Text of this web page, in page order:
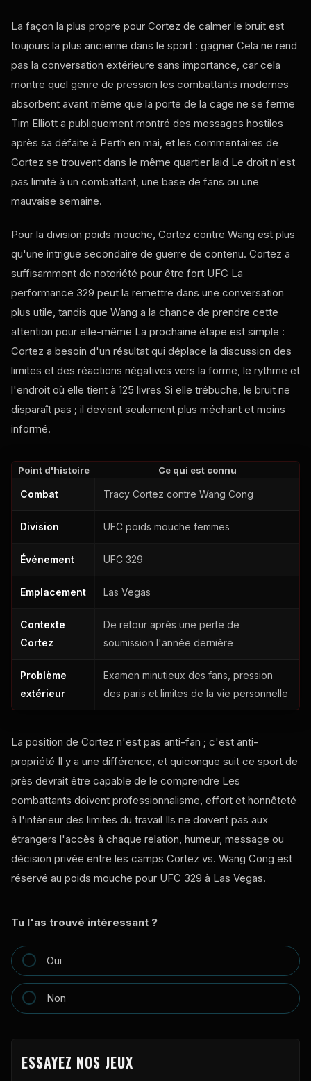
La façon la plus propre pour Cortez de calmer le bruit est
toujours la plus ancienne dans le sport : gagner Cela ne rend
pas la conversation extérieure sans importance, car cela
montre quel genre de pression les combattants modernes
absorbent avant même que la porte de la cage ne se ferme
Tim Elliott a publiquement montré des messages hostiles
après sa défaite à Perth en mai, et les commentaires de
Cortez se trouvent dans le même quartier laid Le droit n'est
pas limité à un combattant, une base de fans ou une
mauvaise semaine.
Pour la division poids mouche, Cortez contre Wang est plus
qu'une intrigue secondaire de guerre de contenu. Cortez a
suffisamment de notoriété pour être fort UFC La
performance 329 peut la remettre dans une conversation
plus utile, tandis que Wang a la chance de prendre cette
attention pour elle-même La prochaine étape est simple :
Cortez a besoin d'un résultat qui déplace la discussion des
limites et des réactions négatives vers la forme, le rythme et
l'endroit où elle tient à 125 livres Si elle trébuche, le bruit ne
disparaît pas ; il devient seulement plus méchant et moins
informé.
Point d'histoire Ce qui est connu
Combat Tracy Cortez contre Wang Cong
Division UFC poids mouche femmes
Événement UFC 329
Emplacement Las Vegas
Contexte
Cortez
De retour après une perte de
soumission l'année dernière
Problème
extérieur
Examen minutieux des fans, pression
des paris et limites de la vie personnelle
La position de Cortez n'est pas anti-fan ; c'est anti-
propriété Il y a une différence, et quiconque suit ce sport de
près devrait être capable de le comprendre Les
combattants doivent professionnalisme, effort et honnêteté
à l'intérieur des limites du travail Ils ne doivent pas aux
étrangers l'accès à chaque relation, humeur, message ou
décision privée entre les camps Cortez vs. Wang Cong est
réservé au poids mouche pour UFC 329 à Las Vegas.
Tu l'as trouvé intéressant ?
Oui
Non
ESSAYEZ NOS JEUX